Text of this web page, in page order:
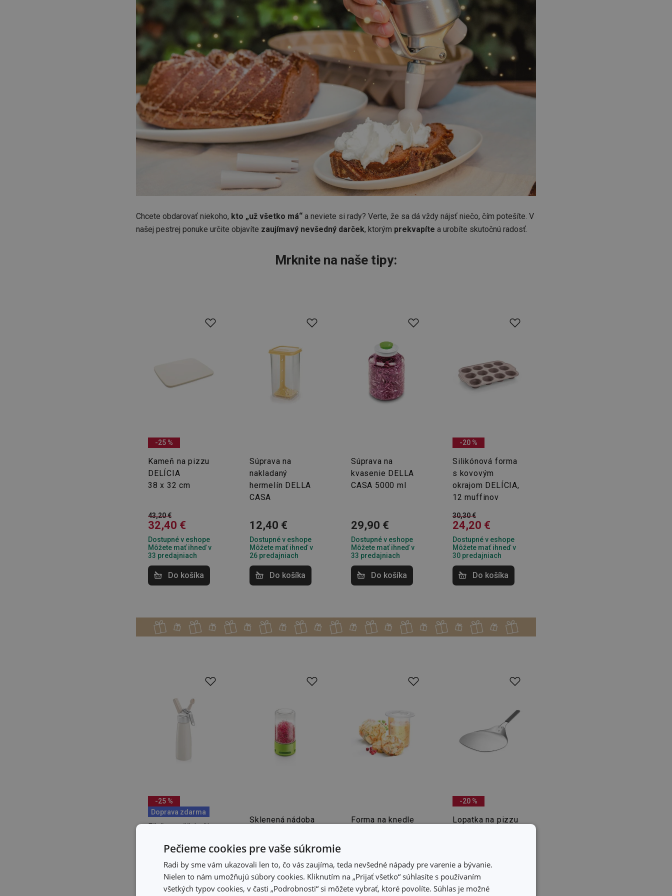
Chcete obdarovať niekoho, kto „už všetko má“ a neviete si rady? Verte, že sa dá vždy nájsť niečo, čím potešíte. V
našej pestrej ponuke určite objavíte zaujímavý nevšedný darček, ktorým prekvapíte a urobíte skutočnú radosť.
Mrknite na naše tipy:
-25 %
Kameň na pizzu
DELÍCIA
38 x 32 cm
43,20 €
32,40 €
Dostupné v eshope
Môžete mať ihneď v
33 predajniach
Do košíka
Súprava na
nakladaný
hermelín DELLA
CASA
12,40 €
Dostupné v eshope
Môžete mať ihneď v
26 predajniach
Do košíka
Súprava na
kvasenie DELLA
CASA 5000 ml
29,90 €
Dostupné v eshope
Môžete mať ihneď v
33 predajniach
Do košíka
-20 %
Silikónová forma
s kovovým
okrajom DELÍCIA,
12 muffinov
30,30 €
24,20 €
Dostupné v eshope
Môžete mať ihneď v
30 predajniach
Do košíka
-25 %
Doprava zdarma
Fľaša na šľahačku
58,30 €
Dostupné v eshope
Môžete mať ihneď v
Sklenená nádoba
8,20 €
Dostupné v eshope
Môžete mať ihneď v
Forma na knedle
12,00 €
Dostupné v eshope
Môžete mať ihneď v
-20 %
Lopatka na pizzu
21,60 €
Dostupné v eshope
Môžete mať ihneď v
Pečieme cookies pre vaše súkromie
Radi by sme vám ukazovali len to, čo vás zaujíma, teda nevšedné nápady pre varenie a bývanie.
Nielen to nám umožňujú súbory cookies. Kliknutím na „Prijať všetko“ súhlasíte s používaním
všetkých typov cookies, v časti „Podrobnosti“ si môžete vybrať, ktoré povolíte. Súhlas je možné